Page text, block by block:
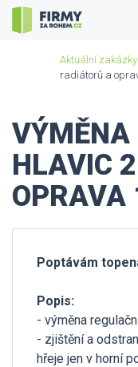
Aktuální zakázky
radiátorů a
VÝMĚNA
HLAVIC
OPRAVA
Poptávám
Popis:
- výměna
- zjištění a
hřeje jen v horní